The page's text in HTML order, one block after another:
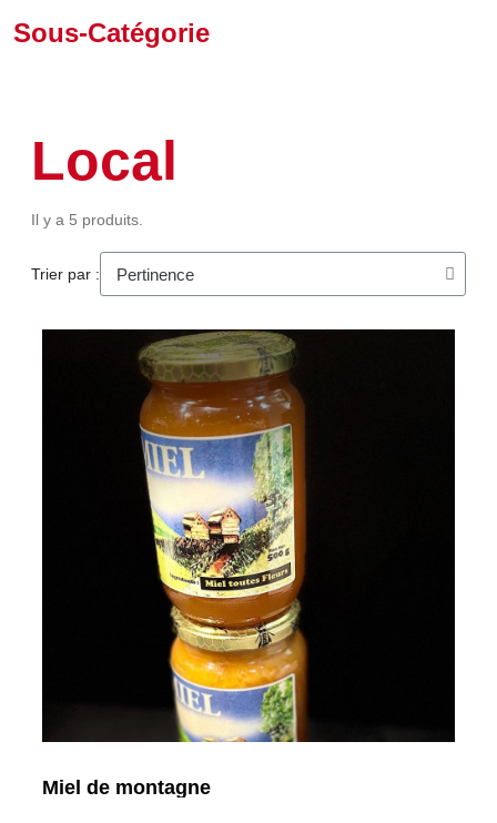
Sous-Catégorie
Local
Il y a 5 produits.
Trier par :
Miel de montagne